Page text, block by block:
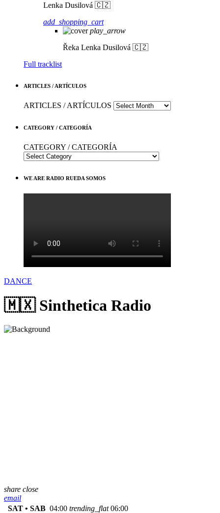
Lenka Dusilová 🇨🇿
add_shopping_cart
play_arrow
Řeka Lenka Dusilová 🇨🇿
Full tracklist
ARTICLES / ARTÍCULOS
ARTICLES / ARTÍCULOS
CATEGORY / CATEGORÍA
CATEGORY / CATEGORÍA
WE ARE RADIO RUEDA SOMOS
DANCE
🇲🇽 Sinthetica Radio
share close
email
SAT • SAB 04:00 trending_flat 06:00